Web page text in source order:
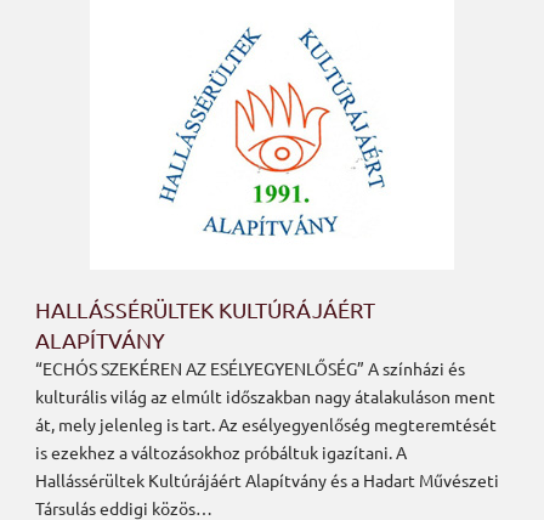
HALLÁSSÉRÜLTEK KULTÚRÁJÁÉRT
ALAPÍTVÁNY
“ECHÓS SZEKÉREN AZ ESÉLYEGYENLŐSÉG” A színházi és
kulturális világ az elmúlt időszakban nagy átalakuláson ment
át, mely jelenleg is tart. Az esélyegyenlőség megteremtését
is ezekhez a változásokhoz próbáltuk igazítani. A
Hallássérültek Kultúrájáért Alapítvány és a Hadart Művészeti
Társulás eddigi közös…